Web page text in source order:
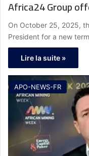
Africa24 Group
On October 25, 2025,
President for a new
Lire la suite »
APO-NEWS-FR